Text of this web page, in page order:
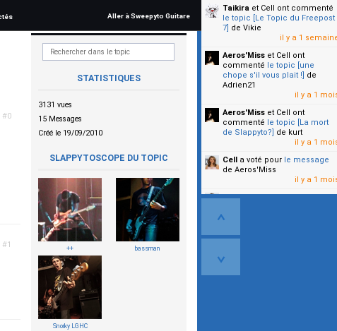
Aller à Sweepyto Guitare
STATISTIQUES
3131 vues
15 Messages
Créé le 19/09/2010
SLAPPYTOSCOPE DU TOPIC
++ bassman
Snorky LGHC
#0
#1
Taikira et Cell ont commenté
le topic [Le Topic du Freepost
7] de Vikie
il y a 1
Aeros'Miss et Cell ont
commenté le topic [une
chope s'il vous plait !] de
Adrien21
il y a 1
Aeros'Miss et Cell ont
commenté le topic [La mort
de Slappyto?] de kurt
il y a 1
Cell a voté pour le message
de Aeros'Miss
il y a 1
Cella voté pourle message